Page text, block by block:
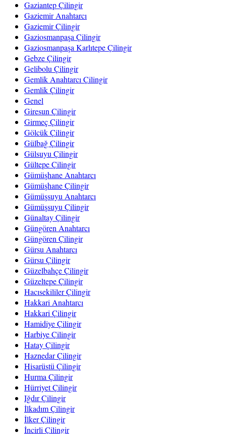
Gaziantep Çilingir
Gaziemir Anahtarcı
Gaziemir Çilingir
Gaziosmanpaşa Çilingir
Gaziosmanpaşa Karlıtepe Çilingir
Gebze Çilingir
Gelibolu Çilingir
Gemlik Anahtarcı Çilingir
Gemlik Çilingir
Genel
Giresun Çilingir
Girmeç Çilingir
Gölcük Çilingir
Gülbağ Çilingir
Gülsuyu Çilingir
Gültepe Çilingir
Gümüşhane Anahtarcı
Gümüşhane Çilingir
Gümüşsuyu Anahtarcı
Gümüşsuyu Çilingir
Günaltay Çilingir
Güngören Anahtarcı
Güngören Çilingir
Gürsu Anahtarcı
Gürsu Çilingir
Güzelbahçe Çilingir
Güzeltepe Çilingir
Hacısekililer Çilingir
Hakkari Anahtarcı
Hakkari Çilingir
Hamidiye Çilingir
Harbiye Çilingir
Hatay Çilingir
Haznedar Çilingir
Hisarüstü Çilingir
Hurma Çilingir
Hürriyet Çilingir
Iğdır Çilingir
İlkadım Çilingir
İlker Çilingir
İncirli Çilingir